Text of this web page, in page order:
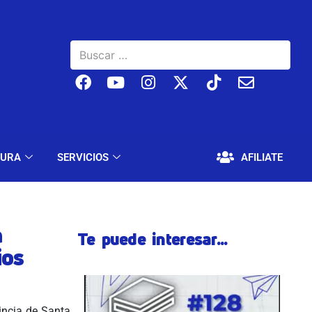
SERVICIOS AFILIATE
EDUCACIÓN Y CULTURA SERVICIOS
Te puede interesar...